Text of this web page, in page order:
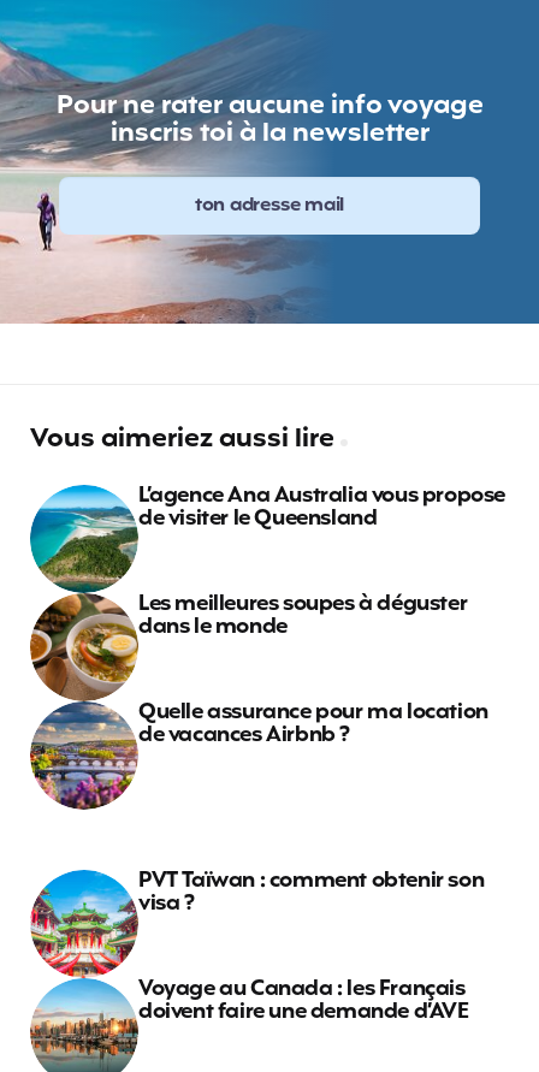
Pour ne rater aucune info voyage
inscris toi à la newsletter
Vous aimeriez aussi lire
L’agence Ana Australia vous propose
de visiter le Queensland
Les meilleures soupes à déguster
dans le monde
Quelle assurance pour ma location
de vacances Airbnb ?
PVT Taïwan : comment obtenir son
visa ?
Voyage au Canada : les Français
doivent faire une demande d’AVE